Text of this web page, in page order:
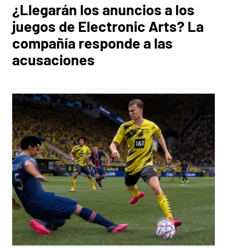
¿Llegarán los anuncios a los
juegos de Electronic Arts? La
compañía responde a las
acusaciones